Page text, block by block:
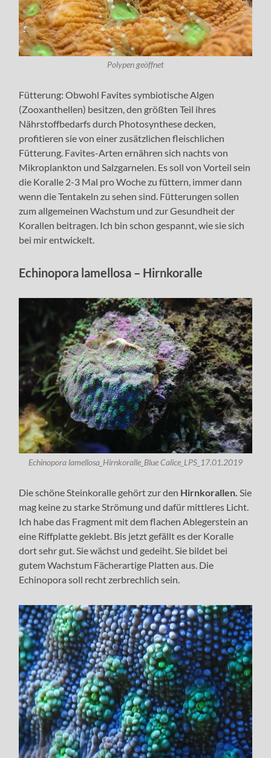
Polypen geöffnet
Fütterung: Obwohl Favites symbiotische Algen
(Zooxanthellen) besitzen, den größten Teil ihres
Nährstoffbedarfs durch Photosynthese decken,
profitieren sie von einer zusätzlichen fleischlichen
Fütterung. Favites-Arten ernähren sich nachts von
Mikroplankton und Salzgarnelen. Es soll von Vorteil sein
die Koralle 2-3 Mal pro Woche zu füttern, immer dann
wenn die Tentakeln zu sehen sind. Fütterungen sollen
zum allgemeinen Wachstum und zur Gesundheit der
Korallen beitragen. Ich bin schon gespannt, wie sie sich
bei mir entwickelt.
Echinopora lamellosa – Hirnkoralle
Echinopora lamellosa_Hirnkoralle_Blue Calice_LPS_17.01.2019
Die schöne Steinkoralle gehört zur den Hirnkorallen. Sie
mag keine zu starke Strömung und dafür mittleres Licht.
Ich habe das Fragment mit dem flachen Ablegerstein an
eine Riffplatte geklebt. Bis jetzt gefällt es der Koralle
dort sehr gut. Sie wächst und gedeiht. Sie bildet bei
gutem Wachstum Fächerartige Platten aus. Die
Echinopora soll recht zerbrechlich sein.